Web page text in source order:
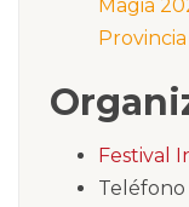
Magia
Festival
Teléfono